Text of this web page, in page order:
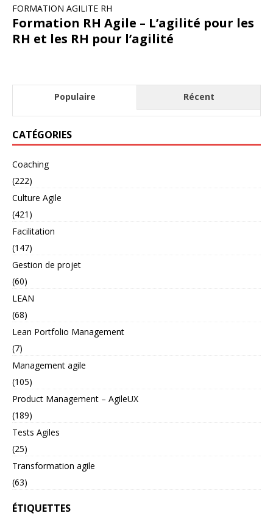
FORMATION AGILITE RH
Formation RH Agile – L’agilité pour les
RH et les RH pour l’agilité
Populaire Récent
CATÉGORIES
Coaching
(222)
Culture Agile
(421)
Facilitation
(147)
Gestion de projet
(60)
LEAN
(68)
Lean Portfolio Management
(7)
Management agile
(105)
Product Management – AgileUX
(189)
Tests Agiles
(25)
Transformation agile
(63)
ÉTIQUETTES